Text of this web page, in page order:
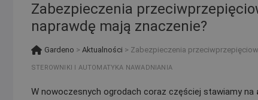
Zabezpieczenia
naprawdę mają znaczenie?
Gardeno > Aktualności > Zabezpieczenia
STEROWNIKI I AUTOMATYKA NAWADNIANIA
W nowoczesnych ogrodach coraz częściej stawiamy na